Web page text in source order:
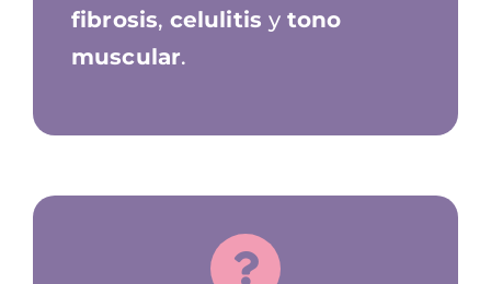
fibrosis, celulitisy tono
muscular.